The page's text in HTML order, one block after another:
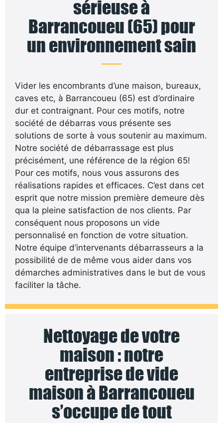
sérieuse à
Barrancoueu (65) pour
un environnement sain
Vider les encombrants d’une maison, bureaux,
caves etc, à Barrancoueu (65) est d’ordinaire
dur et contraignant. Pour ces motifs, notre
société de débarras vous présente ses
solutions de sorte à vous soutenir au maximum.
Notre société de débarrassage est plus
précisément, une référence de la région 65!
Pour ces motifs, nous vous assurons des
réalisations rapides et efficaces. C’est dans cet
esprit que notre mission première demeure dès
qua la pleine satisfaction de nos clients. Par
conséquent nous proposons un vide
personnalisé en fonction de votre situation.
Notre équipe d’intervenants débarrasseurs a la
possibilité de de même vous aider dans vos
démarches administratives dans le but de vous
faciliter la tâche.
Nettoyage de votre
maison : notre
entreprise de vide
maison à Barrancoueu
s’occupe de tout